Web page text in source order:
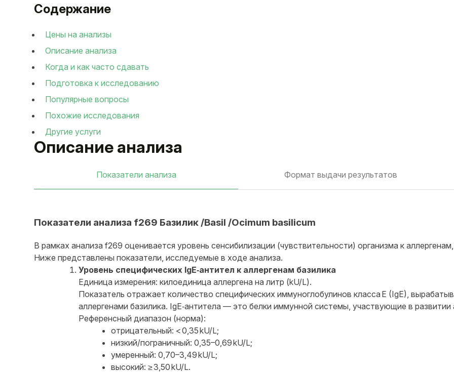
Описание анализа
Показатели анализа Формат выдачи результатов
Показатели анализа f269 Базилик /Basil /Ocimum basilicum
В рамках анализа f269 оценивается уровень сенсибилизации (чувствительности) организма к
Ниже представлены показатели, исследуемые в ходе анализа.
Уровень специфических IgE‑антител к аллергенам базилика
Единица измерения: килоединица аллергена на литр (kU/L).
Показатель отражает количество специфических иммуноглобулинов класса E (IgE),
аллергенами базилика. IgE‑антитела — это белки иммунной системы, участвующие в развитии
Референсный диапазон (норма):
отрицательный: < 0,35 kU/L;
низкий/пограничный: 0,35–0,69 kU/L;
умеренный: 0,70–3,49 kU/L;
высокий: ≥ 3,50 kU/L.
Содержание
Цены на анализы
Описание анализа
Когда и как часто сдавать
Подготовка к исследованию
Популярные вопросы
Похожие исследования
Другие услуги